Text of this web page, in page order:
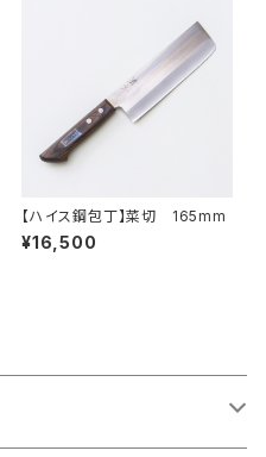
【ハイス鋼包丁】菜切 165mm
¥16,500